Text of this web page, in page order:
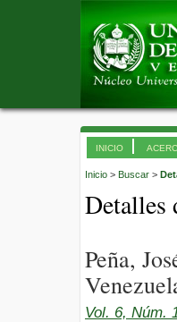
INICIO
Inicio > Buscar >
Detalles
Peña,
Vol. 6, Núm.